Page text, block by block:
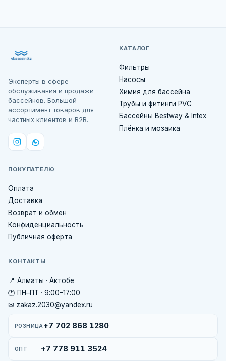
Эксперты в сфере
обслуживания и продажи
бассейнов. Большой
ассортимент товаров для
частных клиентов и B2B.
КАТАЛОГ
Фильтры
Насосы
Химия для бассейна
Трубы и фитинги PVC
Бассейны Bestway & Intex
Плёнка и мозаика
ПОКУПАТЕЛЮ
Оплата
Доставка
Возврат и обмен
Конфиденциальность
Публичная оферта
КОНТАКТЫ
📍 Алматы · Актобе
🕐 ПН–ПТ · 9:00–17:00
✉ zakaz.2030@yandex.ru
РОЗНИЦА +7 702 868 1280
ОПТ +7 778 911 3524